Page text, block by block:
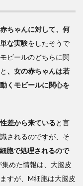
ちゃんに対して、何
な実験をしたそうで
ビールのどちらに関
、女の赤ちゃんは若
くモビールに関心を
差から来ていると言
されるのですが、そ
胞で処理されるので
集めた情報は、大脳皮
すが、M細胞は大脳皮